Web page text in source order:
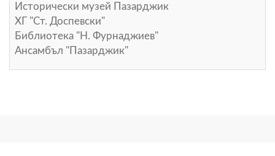
Исторически музей Пазарджик
ХГ "Ст. Доспевски"
Библиотека "Н. Фурнаджиев"
Ансамбъл "Пазарджик"